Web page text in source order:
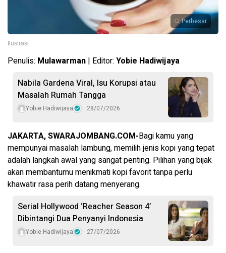
Perbesar
Ilustrasi
Penulis: Mulawarman | Editor: Yobie Hadiwijaya
Nabila Gardena Viral, Isu Korupsi atau
Masalah Rumah Tangga
Yobie Hadiwijaya 28/07/2026
JAKARTA, SWARAJOMBANG.COM-Bagi kamu yang
mempunyai masalah lambung, memilih jenis kopi yang tepat
adalah langkah awal yang sangat penting. Pilihan yang bijak
akan membantumu menikmati kopi favorit tanpa perlu
khawatir rasa perih datang menyerang.
Serial Hollywood ‘Reacher Season 4’
Dibintangi Dua Penyanyi Indonesia
Yobie Hadiwijaya 27/07/2026